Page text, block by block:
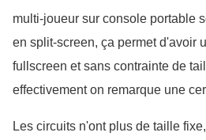
multi-joueur sur console portable
en split-screen, ça permet d'avoir
fullscreen et sans contrainte de
effectivement on remarque une
Les circuits n'ont plus de taille